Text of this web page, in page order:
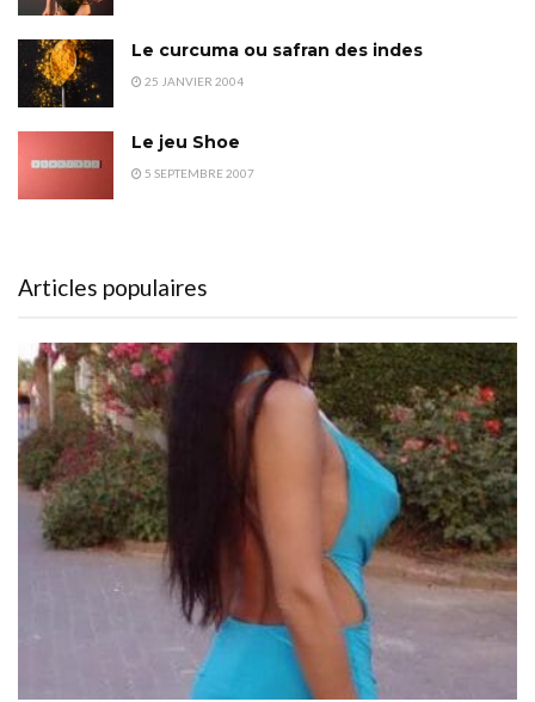
Le curcuma ou safran des indes
25 JANVIER 2004
Le jeu Shoe
5 SEPTEMBRE 2007
Articles populaires